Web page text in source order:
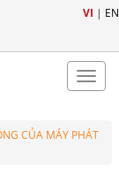
VI | EN
Toggle
CỦA MÁY PHÁT